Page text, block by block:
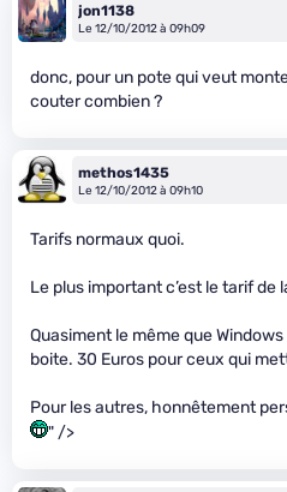
jon1138
Le 12/10/2012 à 09h09
donc, pour un pote qui veut
couter combien ?
methos1435
Le 12/10/2012 à 09h10
Tarifs normaux quoi.
Le plus important c’est le tarif de
Quasiment le même que
boite. 30 Euros pour ceux qui
Pour les autres, honnêtement
" />